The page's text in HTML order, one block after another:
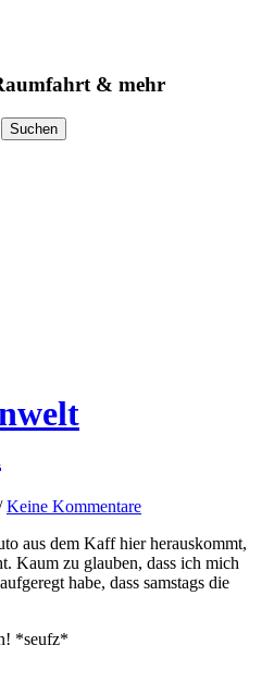
& mehr
Keine Kommentare
aus dem Kaff hier herauskommt,
Kaum zu glauben, dass ich mich
habe, dass samstags die
*seufz*